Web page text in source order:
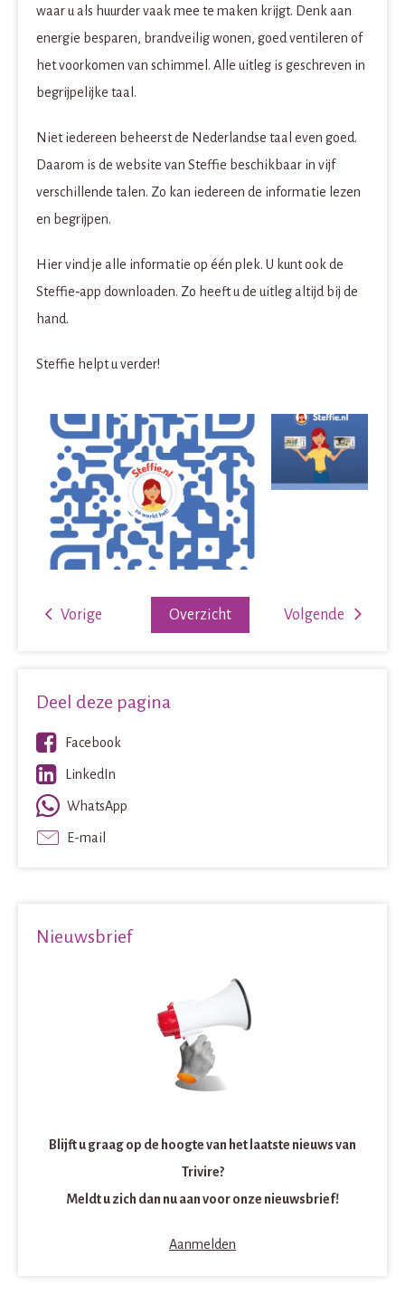
waar u als huurder vaak mee te maken krijgt. Denk aan
energie besparen, brandveilig wonen, goed ventileren of
het voorkomen van schimmel. Alle uitleg is geschreven in
begrijpelijke taal.
Niet iedereen beheerst de Nederlandse taal even goed.
Daarom is de website van Steffie beschikbaar in vijf
verschillende talen. Zo kan iedereen de informatie lezen
en begrijpen.
Hier vind je alle informatie op één plek. U kuntook de
Steffie‑app downloaden. Zo heeft u de uitleg altijd bij de
hand.
Steffie helpt u verder!
Volgende
Overzicht
Vorige
Deel deze pagina
Facebook
LinkedIn
WhatsApp
E-mail
Nieuwsbrief
Blijft u graag op de hoogte van het laatste nieuws van
Trivire?
Meldt u zich dan nu aan voor onze nieuwsbrief!
Aanmelden